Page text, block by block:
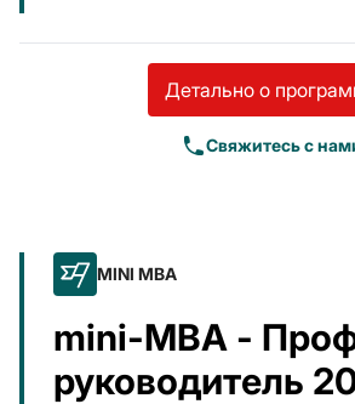
Детально о
Свяжитесь с
MINI MBA
mini-MBA -
руководитель